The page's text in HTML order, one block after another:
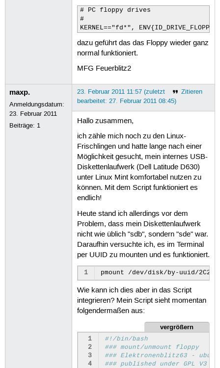
# PC floppy drives
#
KERNEL=="fd*",
dazu geführt das das Floppy wieder ganz
normal funktioniert.
MFG Feuerblitz2
maxp.
Anmeldungsdatum:
23. Februar 2011
Beiträge: 1
Zitieren
23. Februar 2011 11:57 (zuletzt
bearbeitet: 27. Februar 2011 08:45)
Hallo zusammen,
ich zähle mich noch zu den Linux-
Frischlingen und hatte lange nach einer
Möglichkeit gesucht, mein internes USB-
Diskettenlaufwerk (Dell Latitude D630)
unter Linux Mint komfortabel nutzen zu
können. Mit dem Script funktioniert es
endlich!
Heute stand ich allerdings vor dem
Problem, dass mein Diskettenlaufwerk
nicht wie üblich "sdb", sondern "sde" war.
Daraufhin versuchte ich, es im Terminal
per UUID zu mounten und es funktioniert.
1 pmount /dev/disk/by-uuid/2C20-
Wie kann ich dies aber in das Script
integrieren? Mein Script sieht momentan
folgendermaßen aus:
vergrößern
1
2
3
4
#!/bin/bash
### mount/unmount floppy
### Elektronenblitz63 -
### published under GPL V3